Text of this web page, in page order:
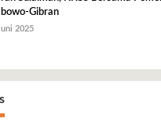
Gibran
2025